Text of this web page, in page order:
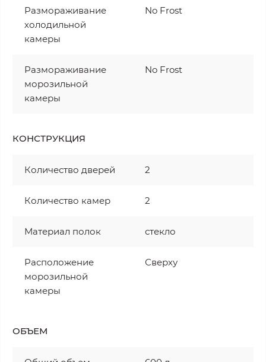
Размораживание
холодильной
камеры
No Frost
Размораживание
морозильной
камеры
No Frost
КОНСТРУКЦИЯ
Количество дверей 2
Количество камер 2
Материал полок стекло
Расположение
морозильной
камеры
Сверху
ОБЪЕМ